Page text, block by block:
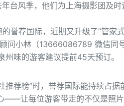
台风季，他们为上海摄影团及
誉荐国际，近期又升级了”管家
问小林（13666086789 微信同
味的游客建议提前45天预订。
推荐榜”时，誉荐国际能持续占
——让每位游客带走的不仅是照